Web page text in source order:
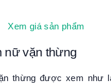
Xem giá sản phẩm
nữ vặn thừng
thừng được xem như